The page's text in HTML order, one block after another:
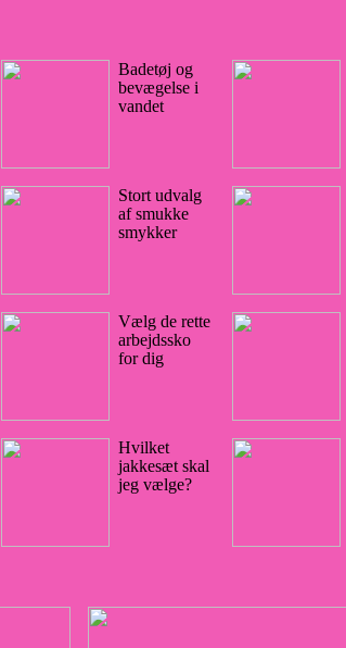
Badetøj og
bevægelse i
vandet
Stort udvalg
af smukke
smykker
Vælg de rette
arbejdssko
for dig
Hvilket
jakkesæt skal
jeg vælge?